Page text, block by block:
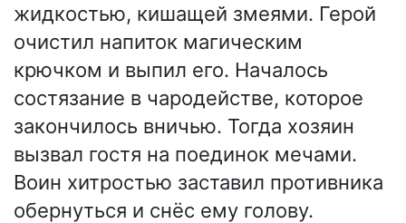
жидкостью, кишащей змеями. Герой
очистил напиток магическим
крючком и выпил его. Началось
состязание в чародействе, которое
закончилось вничью. Тогда хозяин
вызвал гостя на поединок мечами.
Воин хитростью заставил противника
обернуться и снёс ему голову.